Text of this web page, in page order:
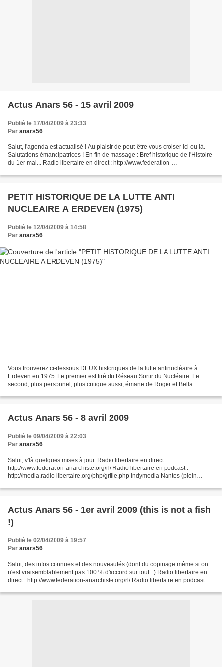
Actus Anars 56 - 15 avril 2009
Publié le 17/04/2009 à 23:33
Par anars56
Salut, l'agenda est actualisé ! Au plaisir de peut-être vous croiser ici ou là.
Salutations émancipatrices ! En fin de massage : Bref historique de l'Histoire
du 1er mai... Radio libertaire en direct : http://www.federation-
PETIT HISTORIQUE DE LA LUTTE ANTI
NUCLEAIRE A ERDEVEN (1975)
Publié le 12/04/2009 à 14:58
Par anars56
Vous trouverez ci-dessous DEUX historiques de la lutte antinucléaire à
Erdeven en 1975. Le premier est tiré du Réseau Sortir du Nucléaire. Le
second, plus personnel, plus critique aussi, émane de Roger et Bella
Actus Anars 56 - 8 avril 2009
Publié le 09/04/2009 à 22:03
Par anars56
Salut, v'là quelques mises à jour. Radio libertaire en direct :
http://www.federation-anarchiste.org/rl/ Radio libertaire en podcast :
http://media.radio-libertaire.org/php/grille.php Indymedia Nantes (plein
Actus Anars 56 - 1er avril 2009 (this is not a fish
!)
Publié le 02/04/2009 à 19:57
Par anars56
Salut, des infos connues et des nouveautés (dont du copinage même si on
n'est vraisemblablement pas 100 % d'accord sur tout...) Radio libertaire en
direct : http://www.federation-anarchiste.org/rl/ Radio libertaire en podcast :